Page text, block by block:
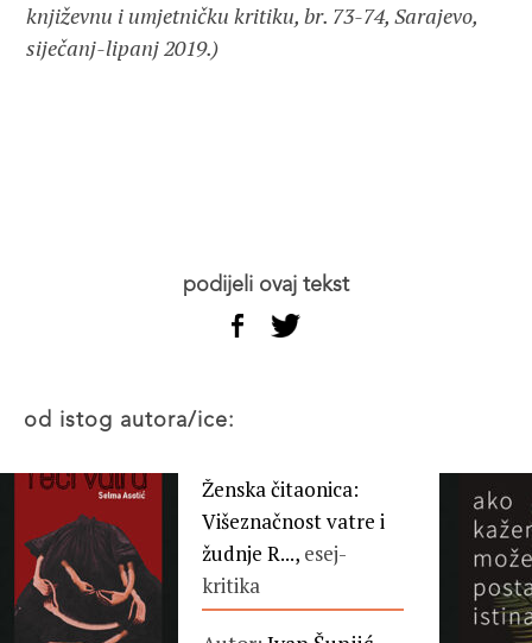
književnu i umjetničku kritiku, br. 73-74, Sarajevo,
siječanj-lipanj 2019.)
podijeli ovaj tekst
od istog autora/ice:
Ženska čitaonica:
Višeznačnost vatre i
žudnje R..., esej-
kritika